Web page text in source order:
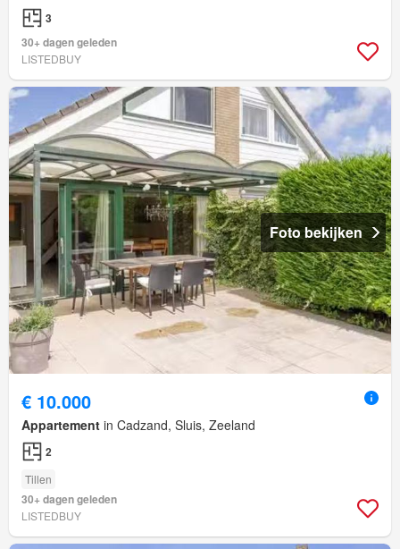
3
30+ dagen geleden
LISTEDBUY
Foto bekijken
€ 10.000
Appartement in Cadzand, Sluis, Zeeland
2
Tillen
30+ dagen geleden
LISTEDBUY